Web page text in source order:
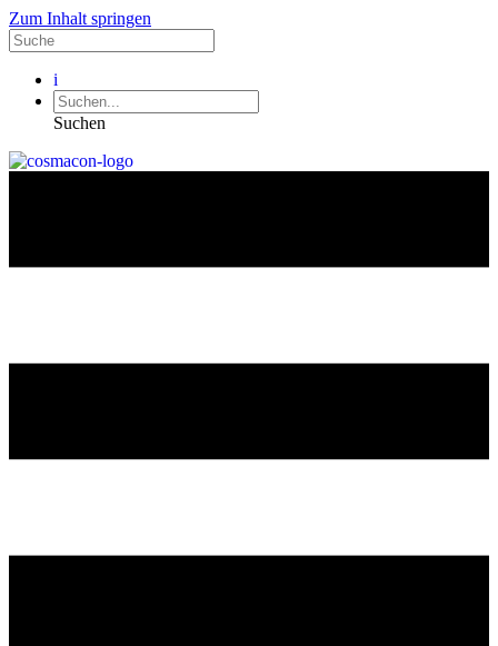
Zum Inhalt springen
i
Suchen